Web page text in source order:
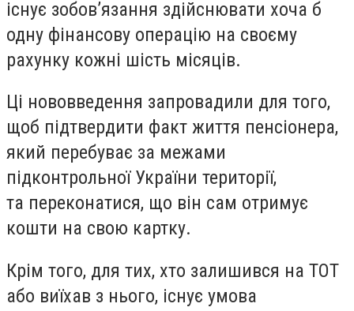
існує зобов’язання здійснювати хоча б
одну фінансову операцію на своєму
рахунку кожні шість місяців.
Ці нововведення запровадили для того,
щоб підтвердити факт життя пенсіонера,
який перебуває за межами
підконтрольної України території,
та переконатися, що він сам отримує
кошти на свою картку.
Крім того, для тих, хто залишився на ТОТ
або виїхав з нього, існує умова